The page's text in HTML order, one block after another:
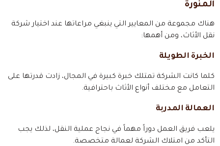
المنورة
هناك مجموعة من المعايير التي ينبغي مراعاتها عند اختيار شركة
نقل الأثاث، ومن أهمها:
الخبرة الطويلة
كلما كانت الشركة تمتلك خبرة كبيرة في المجال، زادت قدرتها على
التعامل مع مختلف أنواع الأثاث باحترافية.
العمالة المدربة
يلعب فريق العمل دوراً مهماً في نجاح عملية النقل، لذلك يجب
التأكد من امتلاك الشركة لعمالة متخصصة.